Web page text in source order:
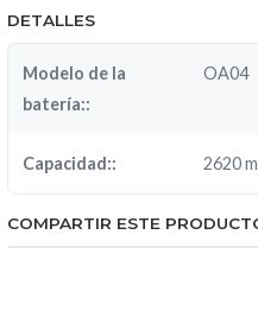
DETALLES
Modelo de la
batería::
OA04
Capacidad:: 2620
COMPARTIR ESTE